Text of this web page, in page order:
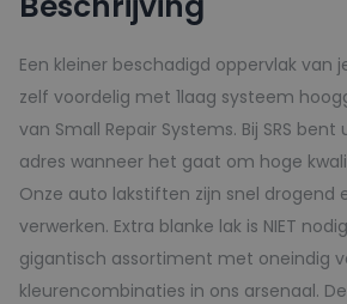
Een kleiner beschadigd oppervlak van
zelf voordelig met 1laag systeem
van Small Repair Systems. Bij SRS
adres wanneer het gaat om hoge
Onze auto lakstiften zijn snel drogend
verwerken. Extra blanke lak is NIET
gigantisch assortiment met oneindig
kleurencombinaties in ons arsenaal.